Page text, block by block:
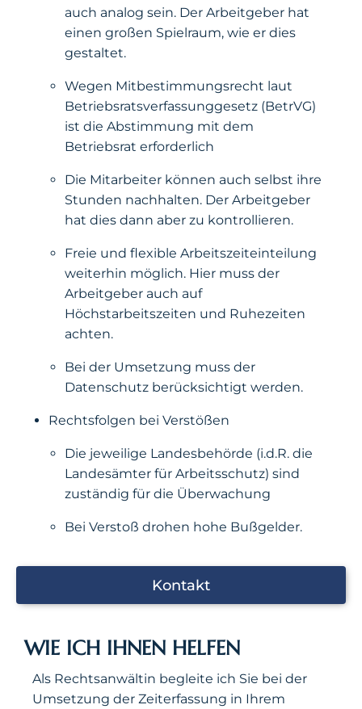
auch analog sein. Der Arbeitgeber hat
einen großen Spielraum, wie er dies
gestaltet.
Wegen Mitbestimmungsrecht laut
Betriebsratsverfassunggesetz (BetrVG)
ist die Abstimmung mit dem
Betriebsrat erforderlich
Die Mitarbeiter können auch selbst ihre
Stunden nachhalten. Der Arbeitgeber
hat dies dann aber zu kontrollieren.
Freie und flexible Arbeitszeiteinteilung
weiterhin möglich. Hier muss der
Arbeitgeber auch auf
Höchstarbeitszeiten und Ruhezeiten
achten.
Bei der Umsetzung muss der
Datenschutz berücksichtigt werden.
Rechtsfolgen bei Verstößen
Die jeweilige Landesbehörde (i.d.R. die
Landesämter für Arbeitsschutz) sind
zuständig für die Überwachung
Bei Verstoß drohen hohe Bußgelder.
Kontakt
WIE ICH IHNEN HELFEN
Als Rechtsanwältin begleite ich Sie bei der
Umsetzung der Zeiterfassung in Ihrem